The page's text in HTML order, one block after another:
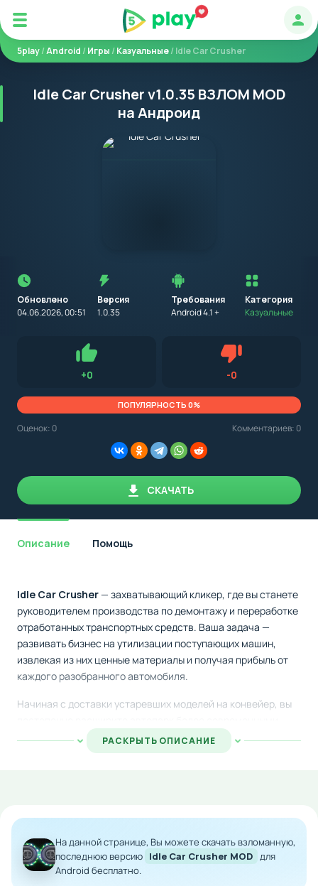
5play/Android /Игры /Казуальные/ Idle Car Crusher
Idle Car Crusher v1.0.35 ВЗЛОМ MOD
на Андроид
Обновлено
04.06.2026, 00:51
Версия
1.0.35
Требования
Android 4.1 +
установкой
приложения
на
устройство
с
указываем
минимальные
необходимые
Категория
Казуальные
обращать внимание на установленную версию Android
OS. Мы указываем минимально необходимую версию для
+0Нравится -0Не нравится
ПОПУЛЯРНОСТЬ 0%
Оценок: 0 Комментариев: 0
СКАЧАТЬ
Описание Помощь
Idle Car Crusher— захватывающий кликер, где вы станете
руководителем производства по демонтажу и переработке
отработанных транспортных средств. Ваша задача —
развивать бизнес на утилизации поступающих машин,
извлекая из них ценные материалы и получая прибыль от
каждого разобранного автомобиля.
Начиная с доставки устаревших моделей на конвейер, вы
экземплярами. Все полученные от продажи вторичного
сырья средства можно инвестировать в
Неограниченное количество внутриигровой
валюты
РАСКРЫТЬ ОПИСАНИЕ
На данной странице, Вы можете скачать взломанную,
последнюю версию Idle Car Crusher MOD для
Android бесплатно.